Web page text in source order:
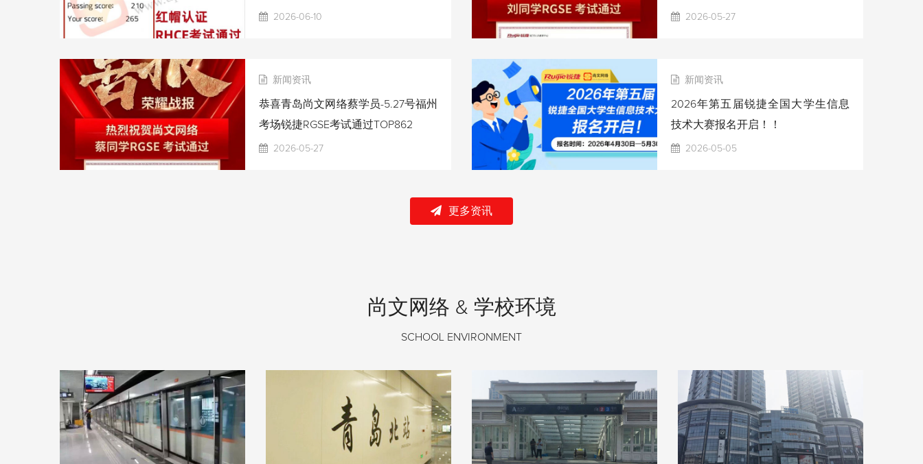
2026-06-10 2026-05-27
新闻资讯
恭喜青岛尚文网络蔡学员-5.27号福州
考场锐捷RGSE考试通过TOP862
2026-05-27
新闻资讯
2026年第五届锐捷全国大学生信息
技术大赛报名开启！！
2026-05-05
更多资讯
尚文网络 & 学校环境
SCHOOL ENVIRONMENT